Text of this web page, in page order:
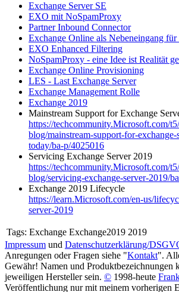
Exchange Server SE
EXO mit NoSpamProxy
Partner Inbound Connector
Exchange Online als Nebeneingang
EXO Enhanced Filtering
NoSpamProxy - eine Idee ist Realität
Exchange Online Provisioning
LES - Last Exchange Server
Exchange Management Rolle
Exchange 2019
Mainstream Support for Exchange
https://techcommunity.Microsoft.com/
blog/mainstream-support-for-
today/ba-p/4025016
Servicing Exchange Server 2019
https://techcommunity.Microsoft.com/
blog/servicing-exchange-server-2019/
Exchange 2019 Lifecycle
https://learn.Microsoft.com/en-us/
server-2019
Tags: Exchange Exchange2019 2019
Impressum und Datenschutzerklärung/
Anregungen oder Fragen siehe "Kontakt".
Gewähr! Namen und Produktbezeichnungen
jeweiligen Hersteller sein. © 1998-heute
Veröffentlichung nur mit meinem vorherigen